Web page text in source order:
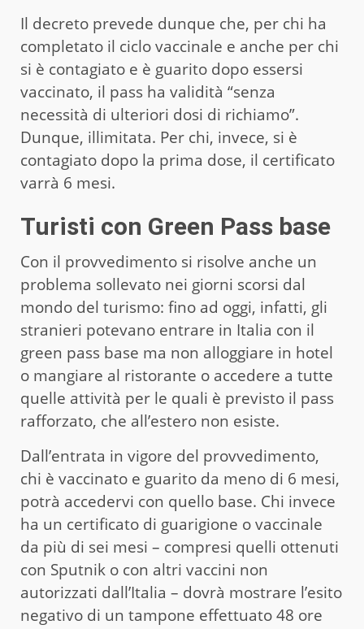
Il decreto prevede dunque che, per chi ha
completato il ciclo vaccinale e anche per chi
si è contagiato e è guarito dopo essersi
vaccinato, il pass ha validità “senza
necessità di ulteriori dosi di richiamo”.
Dunque, illimitata. Per chi, invece, si è
contagiato dopo la prima dose, il certificato
varrà 6 mesi.
Turisti con Green Pass base
Con il provvedimento si risolve anche un
problema sollevato nei giorni scorsi dal
mondo del turismo: fino ad oggi, infatti, gli
stranieri potevano entrare in Italia con il
green pass base ma non alloggiare in hotel
o mangiare al ristorante o accedere a tutte
quelle attività per le quali è previsto il pass
rafforzato, che all’estero non esiste.
Dall’entrata in vigore del provvedimento,
chi è vaccinato e guarito da meno di 6 mesi,
potrà accedervi con quello base. Chi invece
ha un certificato di guarigione o vaccinale
da più di sei mesi – compresi quelli ottenuti
con Sputnik o con altri vaccini non
autorizzati dall’Italia – dovrà mostrare l’esito
negativo di un tampone effettuato 48 ore